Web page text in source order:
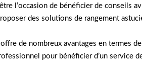
l’occasion de bénéficier de conseils
des solutions de rangement
de nombreux avantages en termes
pour bénéficier d’un service